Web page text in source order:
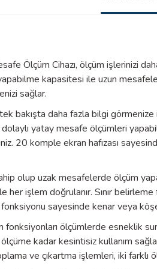
Ölçüm Cihazı, ölçüm işlerinizi
kapasitesi ile uzun
sağlar.
tek bakışta daha fazla bilgi
yatay mesafe ölçümleri
20 komple ekran hafızası
olup uzak mesafelerde ölçüm
her işlem doğrulanır. Sınır
sayesinde kenar veya
ölçümlerde esneklik
kadar kesintisiz kullanım
ve çıkartma işlemleri, iki